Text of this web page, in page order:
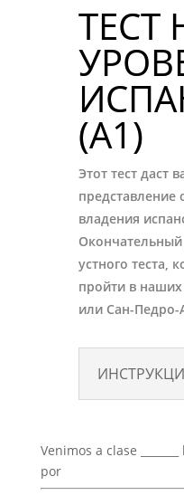
ТЕСТ
(A1)
Этот тест даст
владения
Окончательный
устного теста,
пройти в
или Сан-Педро-
Venimos a clase
por